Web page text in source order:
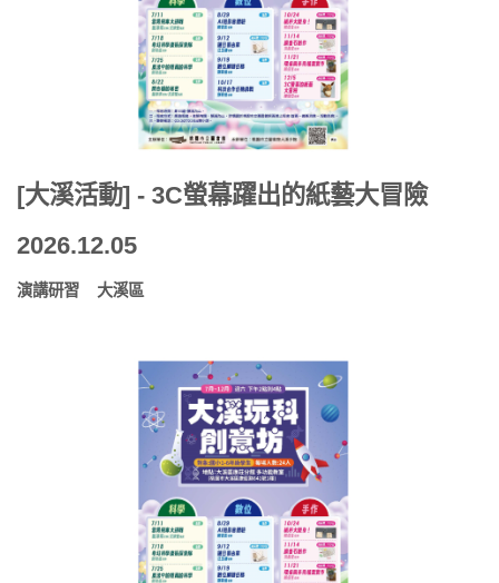
[大溪活動] - 3C螢幕躍出的紙藝大冒險
2026.12.05
演講研習 大溪區